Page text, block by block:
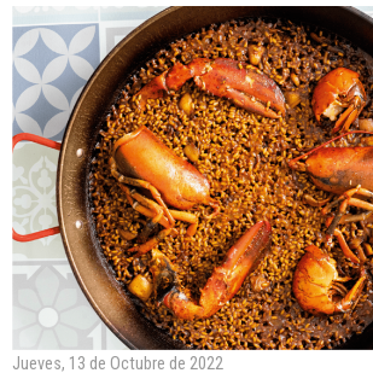
Jueves, 13 de Octubre de 2022